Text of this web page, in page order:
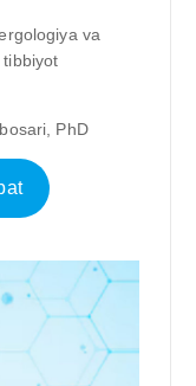
va
tibbiyot
PhD